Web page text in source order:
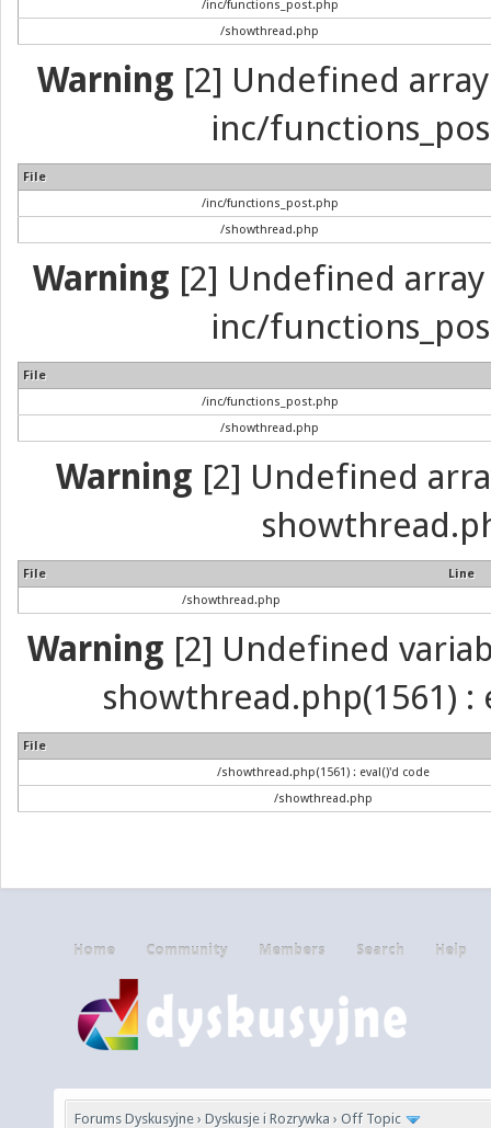
/inc/functions_post.php
/showthread.php
Warning [2] Undefined
inc/
File
/inc/functions_post.php
/showthread.php
Warning [2] Undefined
inc/
File
/inc/functions_post.php
/showthread.php
Warning [2] Undefined
File
Line
/showthread.php
Warning [2] Undefined
showthread.php(1561) :
File
/showthread.php(1561) : eval()'d code
/showthread.php
Home Community Members Search Help
Forums Dyskusyjne › Dyskusje i Rozrywka › Off Topic